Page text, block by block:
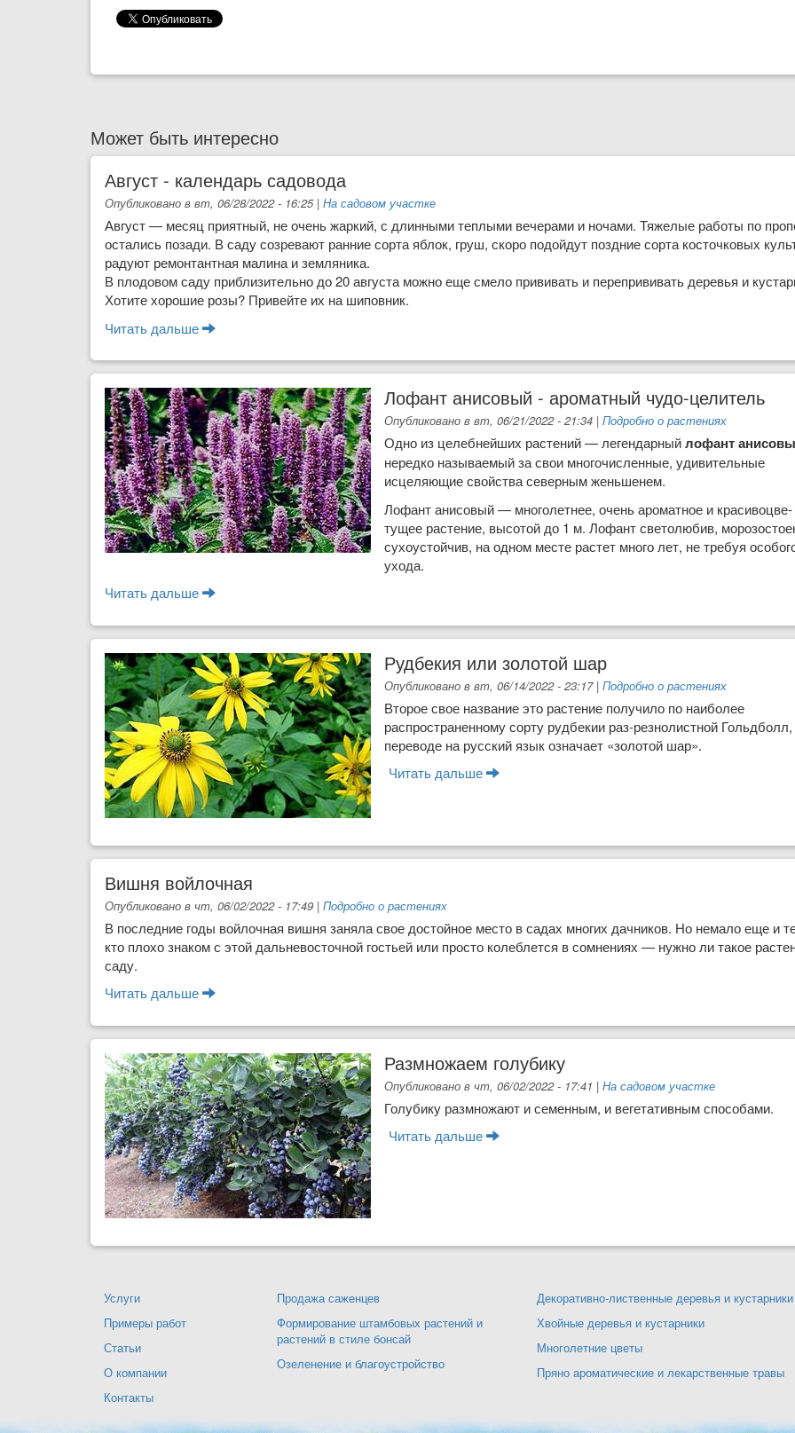
Может быть интересно
Август - календарь садовода
Опубликовано в вт, 06/28/2022 - 16:25| На садовом участке
Август — месяц прият­ный, не очень жаркий, с длинными теплыми вече­рами и ночами. Тяжелые работы по
оста­лись позади. В саду созре­вают ранние сорта яблок, груш, скоро подойдут по­здние сорта косточковых
радуют ремонтан­тная малина и земляника.
В плодовом саду при­близительно до 20 августа можно еще смело приви­вать и перепрививать де­ревья и
Хоти­те хорошие розы? Привей­те их на шиповник.
Читать дальше
Лофант анисовый - ароматный чудо-целитель
Опубликовано в вт, 06/21/2022 - 21:34 | Подробно о растениях
Одно из целебнейших рас­тений — легендарныйлофант
нередко называе­мый за свои многочисленные, удивительные
исцеляющие свойства северным жень­шенем.
Лофант анисовый — многолет­нее, очень ароматное и красивоцве-
тущее растение, высотой до 1 м. Ло­фант светолюбив,
сухоустойчив, на одном месте растет много лет, не требуя
ухода.
Читать дальше
Рудбекия или золотой шар
Опубликовано в вт, 06/14/2022 - 23:17| Подробно о растениях
Второе свое название это растение получило по наиболее
распространен­ному сорту рудбекии раз-резнолистной
переводе на русский язык означает «золотой шар».
Читать дальше
Вишня войлочная
Опубликовано в чт, 06/02/2022 - 17:49 | Подробно о растениях
В последние годы войлочная вишня заняла свое достойное место в садах многих дачников. Но не­мало еще и
кто плохо знаком с этой дальнево­сточной гостьей или просто колеблется в сомнени­ях — нужно ли такое
саду.
Читать дальше
Размножаем голубику
Опубликовано в чт, 06/02/2022 - 17:41 | На садовом участке
Голубику размножают и семен­ным, и вегетативным способами.
Читать дальше
Услуги
Примеры работ
Статьи
О компании
Контакты
Продажа саженцев
Формирование штамбовых растений и
растений в стиле бонсай
Озеленение и благоустройство
Декоративно-лиственные деревья и кустарники
Хвойные деревья и кустарники
Многолетние цветы
Пряно ароматические и лекарственные травы